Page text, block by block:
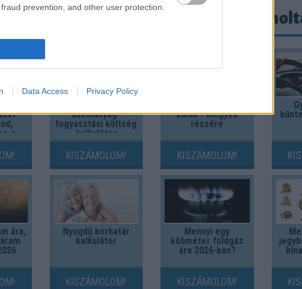
prevention, and other user protection.
Data Access Privacy Policy
És ezeket
e
üzemanyag-
fogyasztási költség
kalkulátor
KISZÁMOLOM!
küldő - hölgyek
részére
KISZÁMOLOM!
ára,
Nyugdíj korhatár
kalkulátor
KISZÁMOLOM!
Mennyi egy
köbméter földgáz
ára 2026-ban?
KISZÁMOLOM!